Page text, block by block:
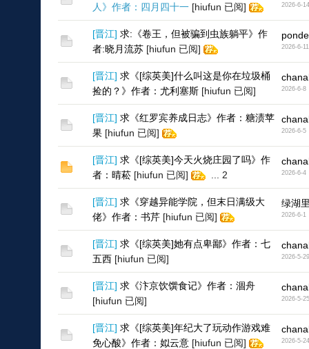
人》作者：四月四十一 [hiufun 已阅] 2026-6-14
[晋江] 求:《卷王，但被骗到虫族躺平》作
者:晓月流苏 [hiufun 已阅] 2026-6-11
[晋江] 求《[综英美]什么叫这是你在垃圾桶
捡的？》作者：尤利塞斯 [hiufun 已阅] 2026-6-8
[晋江] 求《红罗宾养成日志》作者：糖渍苹
果 [hiufun 已阅] 2026-6-5
[晋江] 求《[综英美]今天火烧庄园了吗》作
者：晴菘 [hiufun 已阅] 2 2026-6-4
[晋江] 求《穿越异能学院，但末日满级大
佬》作者：书芹 [hiufun 已阅]
绿湖
2026-6-1
[晋江] 求《[综英美]她有点卑鄙》作者：七
五西 [hiufun 已阅] 2026-5-29
[晋江] 求《汴京饮馔食记》作者：涸舟
[hiufun 已阅]
2026-5-25
[晋江] 求《[综英美]年纪大了玩动作游戏难
免心酸》作者：姒云意 [hiufun 已阅] 2026-5-24